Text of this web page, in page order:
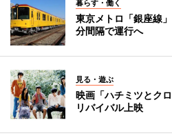
暮らす・働く
東京メトロ「銀座線
分間隔で運行へ
見る・遊ぶ
映画「ハチミツとク
リバイバル上映